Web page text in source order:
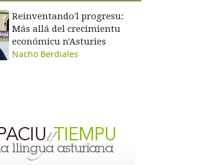
Reinventando'l progresu:
Más allá del crecimientu
económicu n'Asturies
Nacho Berdiales